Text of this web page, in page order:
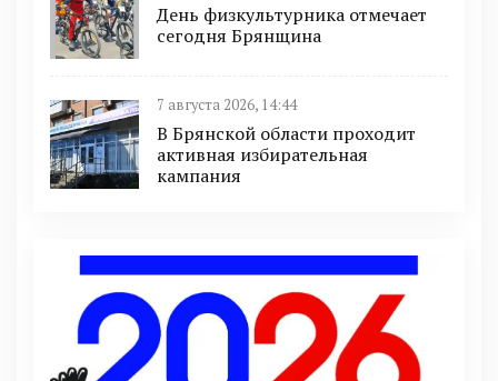
День физкультурника отмечает
сегодня Брянщина
7 августа 2026, 14:44
В Брянской области проходит
активная избирательная
кампания